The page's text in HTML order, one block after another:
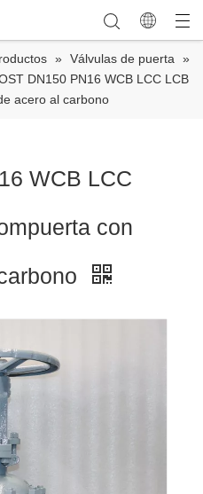
» Válvulas de puerta
»
DN150 PN16 WCB LCC LCB
acero al carbono
WCB LCC
con